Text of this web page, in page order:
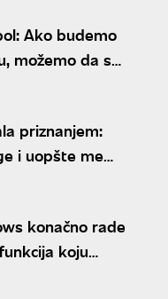
Ako budemo
možemo da se
priznanjem:
i uopšte me
konačno rade
koju
čekaju